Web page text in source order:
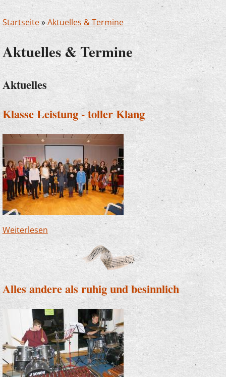
Startseite»Aktuelles & Termine
Aktuelles & Termine
Aktuelles
Klasse Leistung - toller Klang
Weiterlesen über Klasse Leistung - toller Klang
Alles andere als ruhig und besinnlich